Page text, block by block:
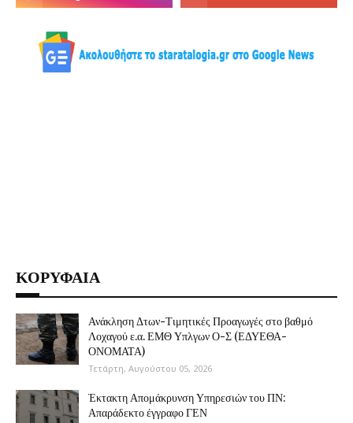
ΚΟΡΥΦΑΙΑ
Ανάκληση Δτων-Τιμητικές Προαγωγές στο βαθμό
Λοχαγού ε.α. ΕΜΘ Υπλγων Ο-Σ (ΕΔΥΕΘΑ-
ΟΝΟΜΑΤΑ)
Τετάρτη, Αυγούστου 05, 2026
Έκτακτη Απομάκρυνση Υπηρεσιών του ΠΝ:
Απαράδεκτο έγγραφο ΓΕΝ